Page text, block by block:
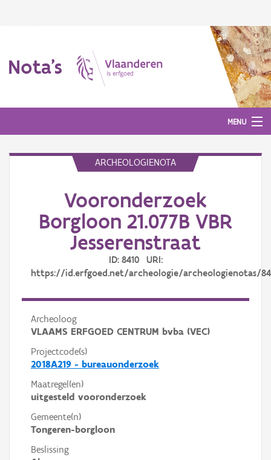
Nota's
MENU
ARCHEOLOGIENOTA
Vooronderzoek
Borgloon 21.077B VBR
Jesserenstraat
ID: 8410 URI:
https://id.erfgoed.net/archeologie/archeologienotas/
Archeoloog
VLAAMS ERFGOED CENTRUM bvba (VEC)
Projectcode(s)
2018A219 - bureauonderzoek
Maatregel(en)
uitgesteld vooronderzoek
Gemeente(n)
Tongeren-borgloon
Beslissing